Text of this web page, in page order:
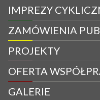
IMPREZY
ZAMÓWIENIA
PROJEKTY
OFERTA
GALERIE